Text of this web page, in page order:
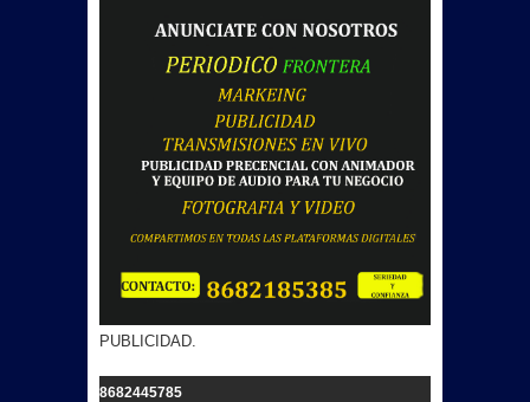
PUBLICIDAD.
8682445785